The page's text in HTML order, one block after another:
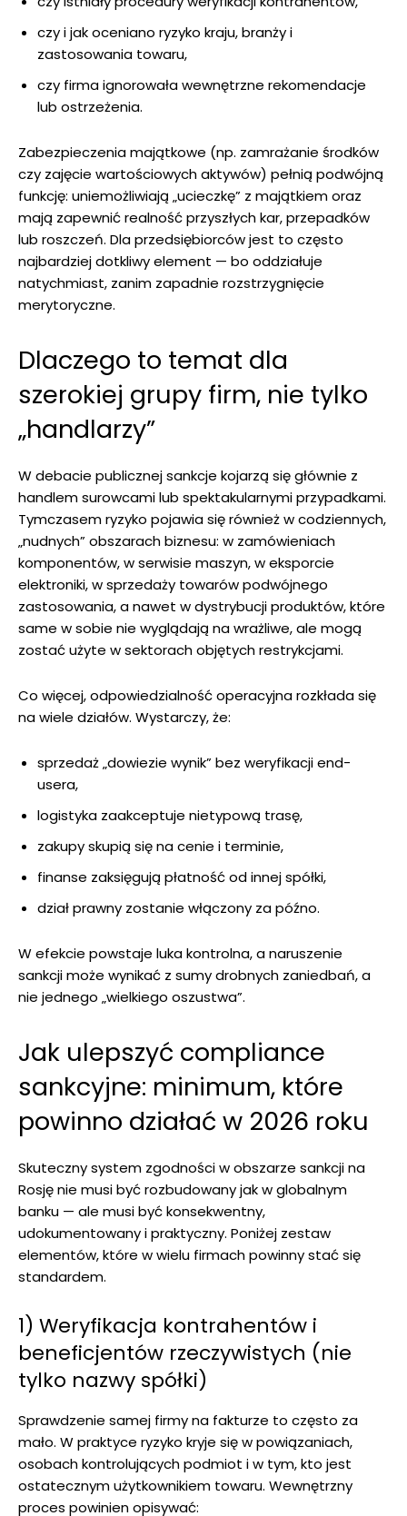
czy i jak oceniano ryzyko kraju, branży i
zastosowania towaru,
czy firma ignorowała wewnętrzne rekomendacje
lub ostrzeżenia.
Zabezpieczenia majątkowe (np. zamrażanie środków
czy zajęcie wartościowych aktywów) pełnią podwójną
funkcję: uniemożliwiają „ucieczkę” z majątkiem oraz
mają zapewnić realność przyszłych kar, przepadków
lub roszczeń. Dla przedsiębiorców jest to często
najbardziej dotkliwy element — bo oddziałuje
natychmiast, zanim zapadnie rozstrzygnięcie
merytoryczne.
Dlaczego to temat dla
szerokiej grupy firm, nie tylko
„handlarzy”
W debacie publicznej sankcje kojarzą się głównie z
handlem surowcami lub spektakularnymi przypadkami.
Tymczasem ryzyko pojawia się również w codziennych,
„nudnych” obszarach biznesu: w zamówieniach
komponentów, w serwisie maszyn, w eksporcie
elektroniki, w sprzedaży towarów podwójnego
zastosowania, a nawet w dystrybucji produktów, które
same w sobie nie wyglądają na wrażliwe, ale mogą
zostać użyte w sektorach objętych restrykcjami.
Co więcej, odpowiedzialność operacyjna rozkłada się
na wiele działów. Wystarczy, że:
sprzedaż „dowiezie wynik” bez weryfikacji end-
usera,
logistyka zaakceptuje nietypową trasę,
zakupy skupią się na cenie i terminie,
finanse zaksięgują płatność od innej spółki,
dział prawny zostanie włączony za późno.
W efekcie powstaje luka kontrolna, a naruszenie
sankcji może wynikać z sumy drobnych zaniedbań, a
nie jednego „wielkiego oszustwa”.
Jak ulepszyć compliance
sankcyjne: minimum, które
powinno działać w 2026 roku
Skuteczny system zgodności w obszarze sankcji na
Rosję nie musi być rozbudowany jak w globalnym
banku — ale musi być konsekwentny,
udokumentowany i praktyczny. Poniżej zestaw
elementów, które w wielu firmach powinny stać się
standardem.
1) Weryfikacja kontrahentów i
beneficjentów rzeczywistych (nie
tylko nazwy spółki)
Sprawdzenie samej firmy na fakturze to często za
mało. W praktyce ryzyko kryje się w powiązaniach,
osobach kontrolujących podmiot i w tym, kto jest
ostatecznym użytkownikiem towaru. Wewnętrzny
proces powinien opisywać: